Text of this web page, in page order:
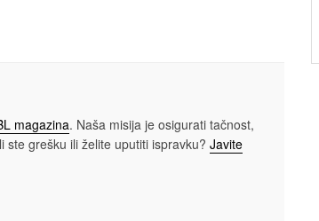
magazina. Naša misija je osigurati tačnost,
grešku ili želite uputiti ispravku? Javite